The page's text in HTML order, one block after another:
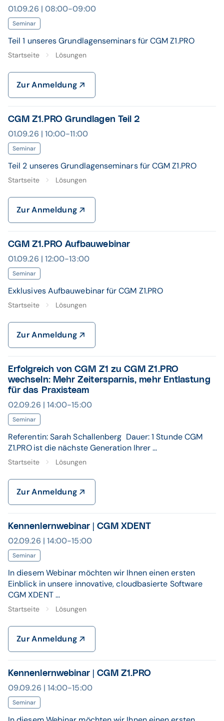
01.09.26 | 08:00-09:00
Seminar
Teil 1 unseres Grundlagenseminars für CGM Z1.PRO
Startseite Lösungen
Zur Anmeldung
CGM Z1.PRO Grundlagen Teil 2
01.09.26 | 10:00-11:00
Seminar
Teil 2 unseres Grundlagenseminars für CGM Z1.PRO
Startseite Lösungen
Zur Anmeldung
CGM Z1.PRO Aufbauwebinar
01.09.26 | 12:00-13:00
Seminar
Exklusives Aufbauwebinar für CGM Z1.PRO
Startseite Lösungen
Zur Anmeldung
Erfolgreich von CGM Z1 zu CGM Z1.PRO
wechseln: Mehr Zeitersparnis, mehr Entlastung
für das Praxisteam
02.09.26 | 14:00-15:00
Seminar
Referentin: Sarah Schallenberg Dauer: 1 Stunde CGM
Z1.PRO ist die nächste Generation Ihrer ...
Startseite Lösungen
Zur Anmeldung
Kennenlernwebinar | CGM XDENT
02.09.26 | 14:00-15:00
Seminar
In diesem Webinar möchten wir Ihnen einen ersten
Einblick in unsere innovative, cloudbasierte Software
CGM XDENT ...
Startseite Lösungen
Zur Anmeldung
Kennenlernwebinar | CGM Z1.PRO
09.09.26 | 14:00-15:00
Seminar